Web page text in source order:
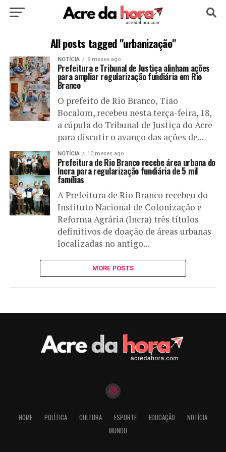
HOME POLÍTICA CULTURA ESPORTE
EDUCAÇÃO NOTÍCIA MUNDO
All posts tagged "urbanização"
NOTÍCIA 9 meses ago
Prefeitura e Tribunal de Justiça alinham ações
para ampliar regularização fundiária em Rio
Branco
O prefeito de Rio Branco, Tião
Bocalom, recebeu nesta terça-feira, 18,
a cúpula do Tribunal de Justiça do Acre
para discutir o avanço das ações de...
NOTÍCIA 10 meses ago
Prefeitura de Rio Branco recebe área urbana do
Incra para regularização fundiária de 5 mil
famílias
A Prefeitura de Rio Branco recebeu do
Instituto Nacional de Colonização e
Reforma Agrária (Incra) três títulos
definitivos de doação de áreas urbanas
localizadas no antigo...
MORE POSTS
HOME POLÍTICA CULTURA ESPORTE EDUCAÇÃO
NOTÍCIA
MUNDO